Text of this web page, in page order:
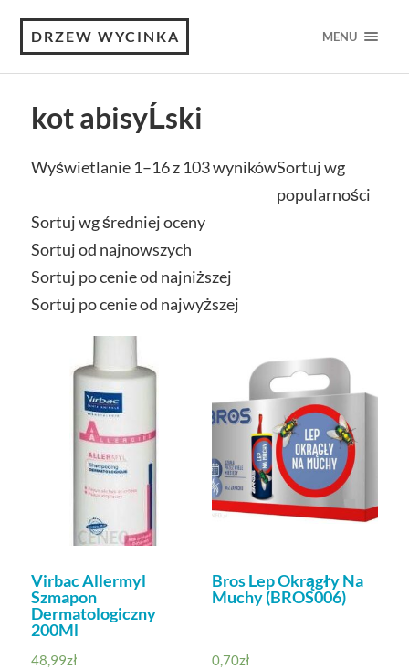
DRZEW WYCINKA MENU
kot abisyĹski
Wyświetlanie 1–16 z 103 wynikówSortuj wg
popularności
Sortuj wg średniej oceny
Sortuj od najnowszych
Sortuj po cenie od najniższej
Sortuj po cenie od najwyższej
Virbac Allermyl
Szmapon
Dermatologiczny
200Ml
48,99zł
Bros Lep Okrągły Na
Muchy (BROS006)
0,70zł